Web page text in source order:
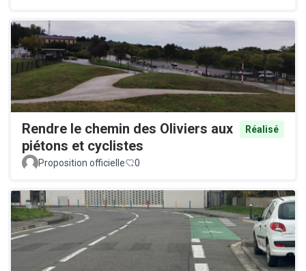
Rendre le chemin des Oliviers aux
piétons et cyclistes
Réalisé
Proposition officielle 0